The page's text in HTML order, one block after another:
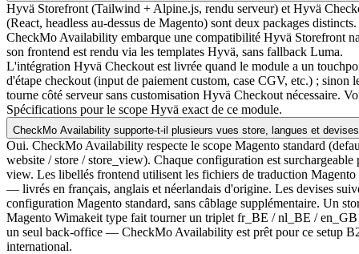
Hyvä Storefront (Tailwind + Alpine.js, rendu serveur) et Hyvä
(React, headless au-dessus de Magento) sont deux packages distincts.
CheckMo Availability embarque une compatibilité Hyvä Storefront
son frontend est rendu via les templates Hyvä, sans fallback Luma.
L'intégration Hyvä Checkout est livrée quand le module a un
d'étape checkout (input de paiement custom, case CGV, etc.) ; sinon
tourne côté serveur sans customisation Hyvä Checkout nécessaire.
Spécifications pour le scope Hyvä exact de ce module.
CheckMo Availability supporte-t-il plusieurs vues store, langues et
Oui. CheckMo Availability respecte le scope Magento standard
website / store / store_view). Chaque configuration est surchargeable
view. Les libellés frontend utilisent les fichiers de traduction Magento
— livrés en français, anglais et néerlandais d'origine. Les devises
configuration Magento standard, sans câblage supplémentaire. Un
Magento Wimakeit type fait tourner un triplet fr_BE / nl_BE / en_GB
un seul back-office — CheckMo Availability est prêt pour ce setup
international.